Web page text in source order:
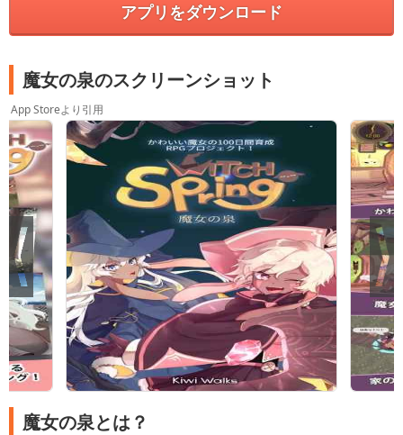
アプリをダウンロード
魔女の泉のスクリーンショット
App Storeより引用
魔女の泉とは？